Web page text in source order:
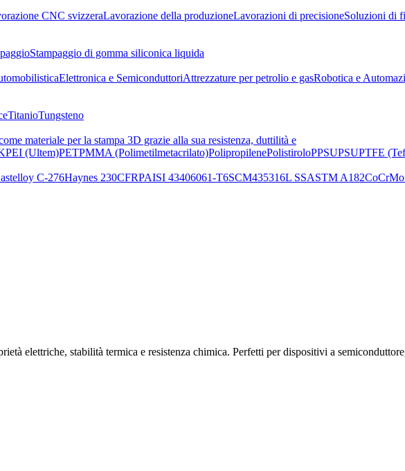
CNC svizzeraLavorazione della produzioneLavorazioni di precisioneSoluzioni di
Stampaggio di gomma siliconica liquida
Elettronica e SemiconduttoriAttrezzature per petrolio e gasRobotica e
TitanioTungsteno
materiale per la stampa 3D grazie alla sua resistenza, duttilità e
PEI (Ultem)PETPMMA (Polimetilmetacrilato)PolipropilenePolistiroloPPSUPSUPTFE
C-276Haynes 230CFRPAISI 43406061-T6SCM435316L SSASTM A182CoCrMo
elettriche, stabilità termica e resistenza chimica. Perfetti per dispositivi a